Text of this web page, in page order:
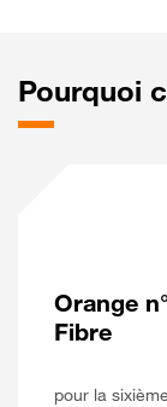
Pourquoi
Orange
Fibre
pour la